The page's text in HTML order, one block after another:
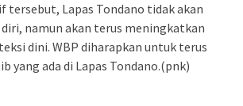
tersebut, Lapas Tondano tidak akan
namun akan terus meningkatkan
dini. WBP diharapkan untuk terus
yang ada di Lapas Tondano.(pnk)